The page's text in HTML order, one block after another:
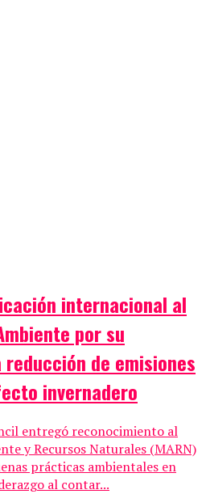
internacional al
por su
de emisiones
invernadero
entregó reconocimiento al
y Recursos Naturales (MARN)
prácticas ambientales en
al contar...